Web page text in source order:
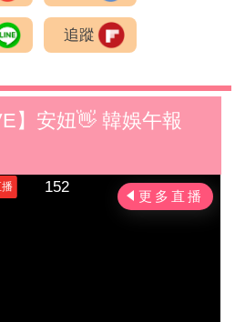
追蹤
】安妞👋 韓娛午報